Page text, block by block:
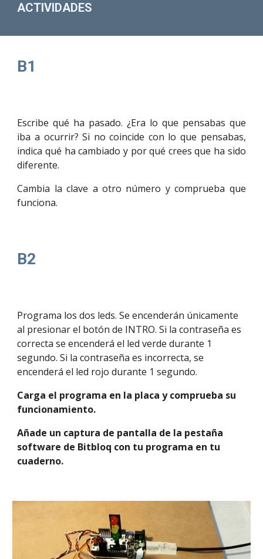
ACTIVIDADES
B1
Escribe qué ha pasado. ¿Era lo que pensabas que
iba a ocurrir? Si no coincide con lo que pensabas,
indica qué ha cambiado y por qué crees que ha sido
diferente.
Cambia la clave a otro número y comprueba que
funciona.
B2
Programa los dos leds. Se encenderán únicamente
al presionar el botón de INTRO. Si la contraseña es
correcta se encenderá el led verde durante 1
segundo. Si la contraseña es incorrecta, se
encenderá el led rojo durante 1 segundo.
Carga el programa en la placa y comprueba su
funcionamiento.
Añade un captura de pantalla de la pestaña
software de Bitbloq con tu programa en tu
cuaderno.